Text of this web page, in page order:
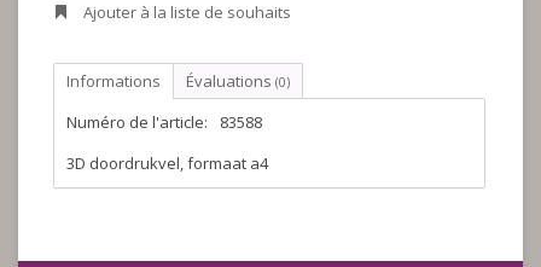
Ajouter à la liste de souhaits
Informations Évaluations (0)
Numéro de l'article:
83588
3D doordrukvel, formaat a4